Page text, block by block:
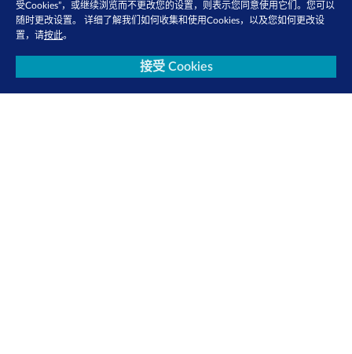
受Cookies”，或继续浏览而不更改您的设置，则表示您同意使用它们。您可以
随时更改设置。 详细了解我们如何收集和使用Cookies，以及您如何更改设
置，请按此。
接受 Cookies